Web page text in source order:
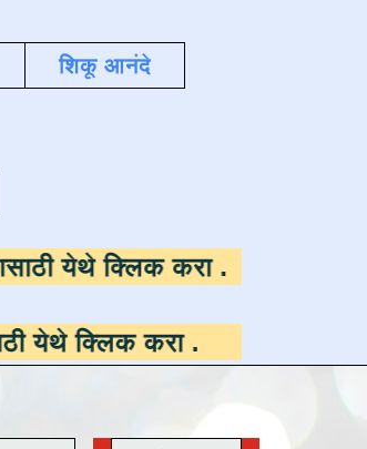
शिकू आनंदे
करण्यासाठी येथे क्लिक करा
करा.